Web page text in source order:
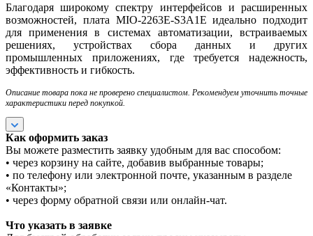
Благодаря широкому спектру интерфейсов и расширенных
возможностей, плата MIO-2263E-S3A1E идеально подходит
для применения в системах автоматизации, встраиваемых
решениях, устройствах сбора данных и других
промышленных приложениях, где требуется надежность,
эффективность и гибкость.
Описание товара пока не проверено специалистом. Рекомендуем уточнить точные
характеристики перед покупкой.
Как оформить заказ
Вы можете разместить заявку удобным для вас способом:
• через корзину на сайте, добавив выбранные товары;
• по телефону или электронной почте, указанным в разделе
«Контакты»;
• через форму обратной связи или онлайн-чат.
Что указать в заявке